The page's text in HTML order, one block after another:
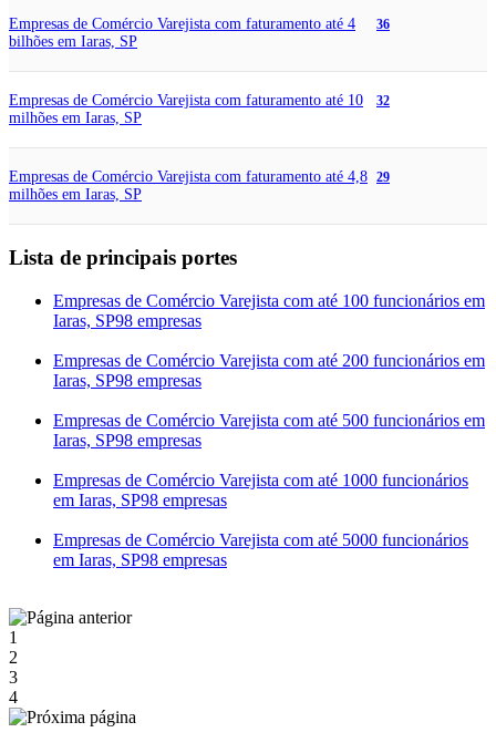
Empresas de Comércio Varejista com faturamento até 4
bilhões em Iaras, SP
36
Empresas de Comércio Varejista com faturamento até 10
milhões em Iaras, SP
32
Empresas de Comércio Varejista com faturamento até 4,8
milhões em Iaras, SP
29
Lista de principais portes
Empresas de Comércio Varejista com até 100 funcionários em
Iaras, SP98 empresas
Empresas de Comércio Varejista com até 200 funcionários em
Iaras, SP98 empresas
Empresas de Comércio Varejista com até 500 funcionários em
Iaras, SP98 empresas
Empresas de Comércio Varejista com até 1000 funcionários
em Iaras, SP98 empresas
Empresas de Comércio Varejista com até 5000 funcionários
em Iaras, SP98 empresas
1
2
3
4